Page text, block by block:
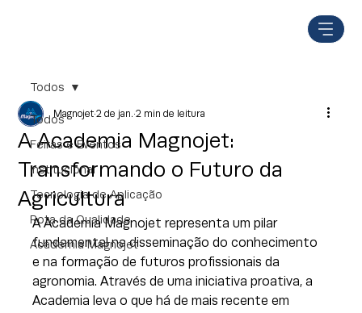
Todos
Feiras e Eventos
Institucional
Tecnologia de Aplicação
Rota da Qualidade
Academia Magnojet
Todos
A Academia Magnojet:
Transformando o Futuro da
Agricultura
Magnojet 2 de jan. 2 min de leitura
A Academia Magnojet representa um pilar
fundamental na disseminação do conhecimento
e na formação de futuros profissionais da
agronomia. Através de uma iniciativa proativa, a
Academia leva o que há de mais recente em